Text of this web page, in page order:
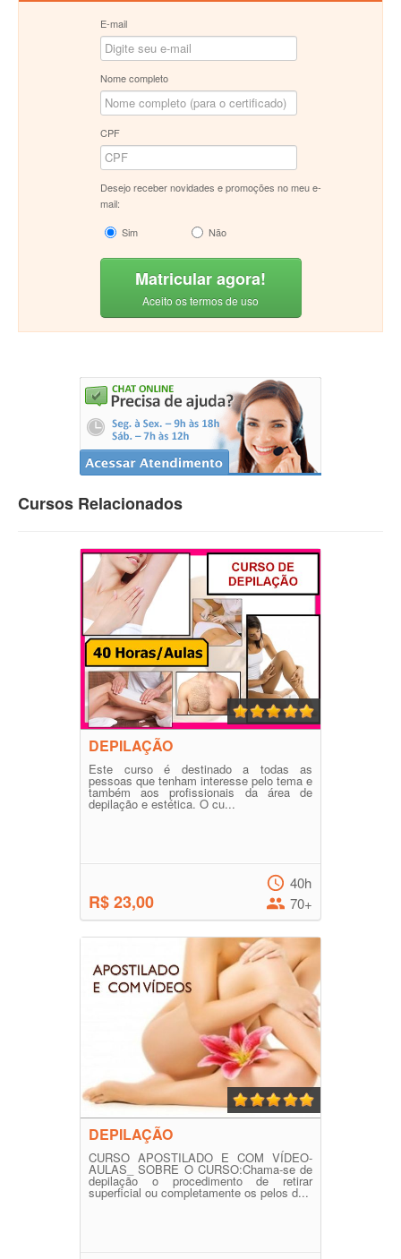
E-mail
Nome completo
CPF
Desejo receber novidades e promoções no meu e-
mail:
Sim
Não
Matricular agora!
Aceito os termos de uso
Cursos Relacionados
DEPILAÇÃO
Este curso é destinado a todas as
pessoas que tenham interesse pelo tema e
também aos profissionais da área de
depilação e estética. O cu...
R$ 23,00
40h
70+
DEPILAÇÃO
CURSO APOSTILADO E COM VÍDEO-
AULAS_ SOBRE O CURSO:Chama-se de
depilação o procedimento de retirar
superficial ou completamente os pelos d...